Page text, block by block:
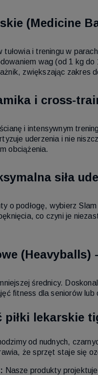
(Medicine
tułowia i treningu w
wag (od 1 kg
zwiększając zakres
i cross-
i intensywnym
uderzenia i nie
obciążenia.
siła
o podłogę, wybierz
co czyni je
średnicy.
fitness dla seniorów lub
piłki lekarskie
od nudnych,
że sprzęt staje się
Nasze produkty